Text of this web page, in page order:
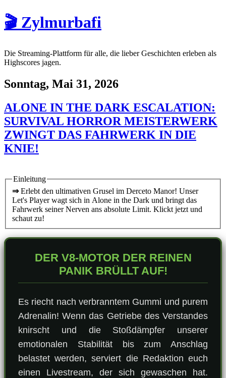
🎬 Zylmurbafi
Die Streaming-Plattform für alle, die lieber Geschichten erleben als
Highscores jagen.
Sonntag, Mai 31, 2026
ALONE IN THE DARK ESCALATION:
SURVIVAL HORROR MEISTERWERK
ZWINGT DAS FAHRWERK IN DIE
KNIE!
Einleitung
⇒Erlebt den ultimativen Grusel im Derceto Manor! Unser
Let's Player wagt sich in Alone in the Dark und bringt das
Fahrwerk seiner Nerven ans absolute Limit. Klickt jetzt und
schaut zu!
DER V8-MOTOR DER REINEN
PANIK BRÜLLT AUF!
Es riecht nach verbranntem Gummi und purem
Adrenalin! Wenn das Getriebe des Verstandes
knirscht und die Stoßdämpfer unserer
emotionalen Stabilität bis zum Anschlag
belastet werden, serviert die Redaktion euch
einen Livestream, der sich gewaschen hat.